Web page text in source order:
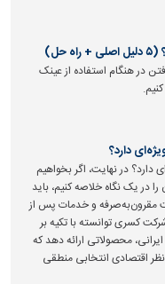
گرفتن در هنگام استفاده از عینک
دارد؟
دارد؟ در نهایت، اگر بخواهیم
را در یک نگاه خلاصه کنیم، باید
مقرون‌به‌صرفه و خدمات پس از
کسری توانسته با تکیه بر
محصولاتی ارائه دهد که
اقتصادی انتخابی منطقی